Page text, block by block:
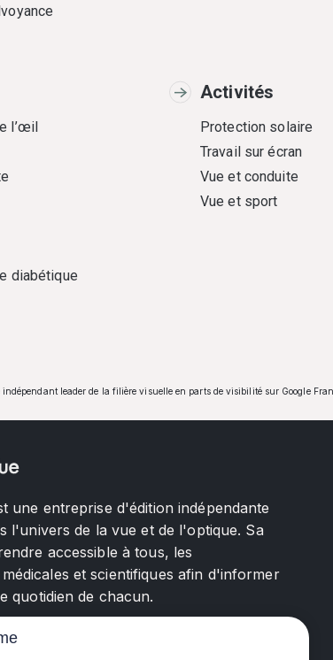
l’œil
diabétique
Activités
Protection solaire
Travail sur écran
Vue et conduite
Vue et sport
leader de la filière visuelle en parts de visibilité sur Google
une entreprise d'édition indépendante
l'univers de la vue et de l'optique. Sa
accessible à tous, les
et scientifiques afin d'informer
quotidien de chacun.